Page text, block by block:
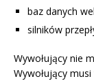
baz danych
silników
Wywołujący nie
Wywołujący musi